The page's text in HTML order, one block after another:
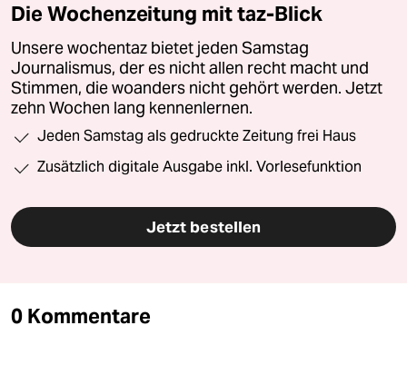
Die Wochenzeitung mit taz-Blick
Unsere wochentaz bietet jeden Samstag
Journalismus, der es nicht allen recht macht und
Stimmen, die woanders nicht gehört werden. Jetzt
zehn Wochen lang kennenlernen.
Jeden Samstag als gedruckte Zeitung frei Haus
Zusätzlich digitale Ausgabe inkl. Vorlesefunktion
Jetzt bestellen
0 Kommentare